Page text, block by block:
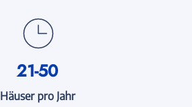
21-50
Häuser pro Jahr